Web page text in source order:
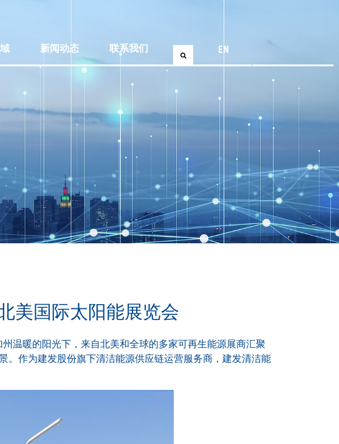
新闻动态 联系我们 EN
美国际太阳能展览会
温暖的阳光下，来自北美和全球的多家可再生能源展商汇聚
。作为建发股份旗下清洁能源供应链运营服务商，建发清洁能